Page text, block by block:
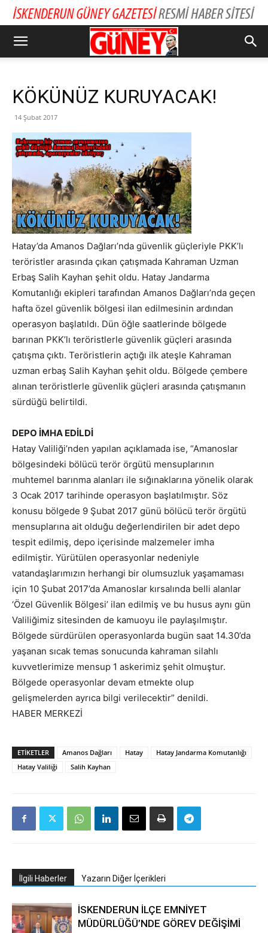
KÖKÜNÜZ KURUYACAK!
14 Şubat 2017
Hatay’da Amanos Dağları’nda güvenlik güçleriyle PKK’lı
teröristler arasında çıkan çatışmada Kahraman Uzman
Erbaş Salih Kayhan şehit oldu. Hatay Jandarma
Komutanlığı ekipleri tarafından Amanos Dağları’nda geçen
hafta özel güvenlik bölgesi ilan edilmesinin ardından
operasyon başlatıldı. Dün öğle saatlerinde bölgede
barınan PKK’lı teröristlerle güvenlik güçleri arasında
çatışma çıktı. Teröristlerin açtığı ilk ateşle Kahraman
uzman erbaş Salih Kayhan şehit oldu. Bölgede çembere
alınan teröristlerle güvenlik güçleri arasında çatışmanın
sürdüğü belirtildi.
DEPO İMHA EDİLDİ
Hatay Valiliği’nden yapılan açıklamada ise, “Amanoslar
bölgesindeki bölücü terör örgütü mensuplarının
muhtemel barınma alanları ile sığınaklarına yönelik olarak
3 Ocak 2017 tarihinde operasyon başlatılmıştır. Söz
konusu bölgede 9 Şubat 2017 günü bölücü terör örgütü
mensuplarına ait olduğu değerlendirilen bir adet depo
tespit edilmiş, depo içerisinde malzemeler imha
edilmiştir. Yürütülen operasyonlar nedeniyle
vatandaşlarımızın herhangi bir olumsuzluk yaşamaması
için 10 Şubat 2017’da Amanoslar kırsalında belli alanlar
‘Özel Güvenlik Bölgesi’ ilan edilmiş ve bu husus aynı gün
Valiliğimiz sitesinden de kamuoyu ile paylaşılmıştır.
Bölgede sürdürülen operasyonlarda bugün saat 14.30’da
yaşanan sıcak temas sonucunda kahraman silahlı
kuvvetlerimize mensup 1 askerimiz şehit olmuştur.
Bölgede operasyonlar devam etmekte olup
gelişmelerden ayrıca bilgi verilecektir” denildi.
HABER MERKEZİ
ETIKETLER Amanos Dağları Hatay
Hatay Jandarma Komutanlığı
Hatay Valiliği
Salih Kayhan
İlgili Haberler Yazarın Diğer İçerikleri
İSKENDERUN İLÇE EMNİYET
MÜDÜRLÜĞÜ’NDE GÖREV DEĞİŞİMİ